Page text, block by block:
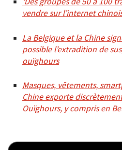
vendre sur l’internet
La Belgique et la Chine
possible l’extradition de
ouïghours
Masques, vêtements,
Chine exporte
Ouïghours, y compris en